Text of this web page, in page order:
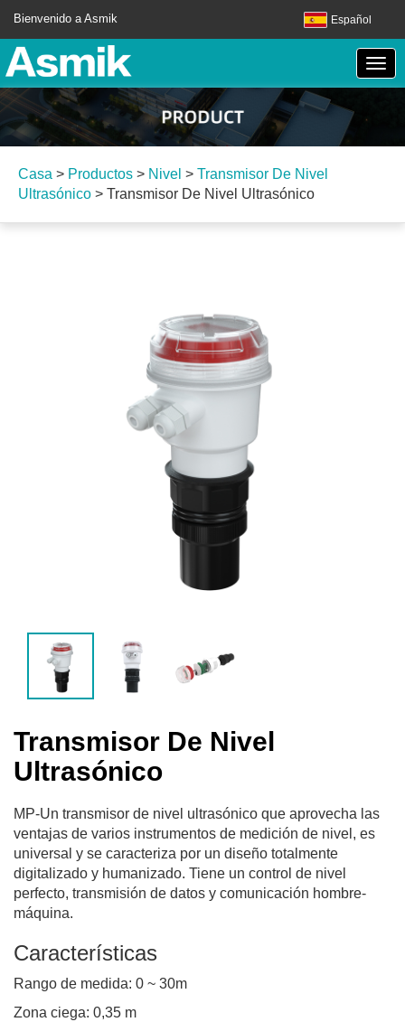
Bienvenido a Asmik Español
Casa > Productos > Nivel > Transmisor De Nivel
Ultrasónico > Transmisor De Nivel Ultrasónico
Transmisor De Nivel
Ultrasónico
MP-Un transmisor de nivel ultrasónico que aprovecha las
ventajas de varios instrumentos de medición de nivel, es
universal y se caracteriza por un diseño totalmente
digitalizado y humanizado. Tiene un control de nivel
perfecto, transmisión de datos y comunicación hombre-
máquina.
Características
Rango de medida: 0 ~ 30m
Zona ciega: 0,35 m